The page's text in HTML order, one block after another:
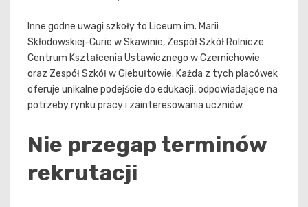
Inne godne uwagi szkoły to Liceum im. Marii
Skłodowskiej-Curie w Skawinie, Zespół Szkół Rolnicze
Centrum Kształcenia Ustawicznego w Czernichowie
oraz Zespół Szkół w Giebułtowie. Każda z tych placówek
oferuje unikalne podejście do edukacji, odpowiadające na
potrzeby rynku pracy i zainteresowania uczniów.
Nie przegap terminów
rekrutacji